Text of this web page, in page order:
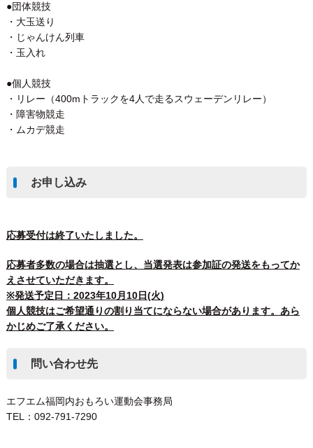
●団体競技
・大玉送り
・じゃんけん列車
・玉入れ
●個人競技
・リレー（400mトラックを4人で走るスウェーデンリレー）
・障害物競走
・ムカデ競走
お申し込み
応募受付は終了いたしました。
応募者多数の場合は抽選とし、当選発表は参加証の発送をもってか
えさせていただきます。
※発送予定日：2023年10月10日(火)
個人競技はご希望通りの割り当てにならない場合があります。あら
かじめご了承ください。
問い合わせ先
エフエム福岡内おもろい運動会事務局
TEL：092-791-7290